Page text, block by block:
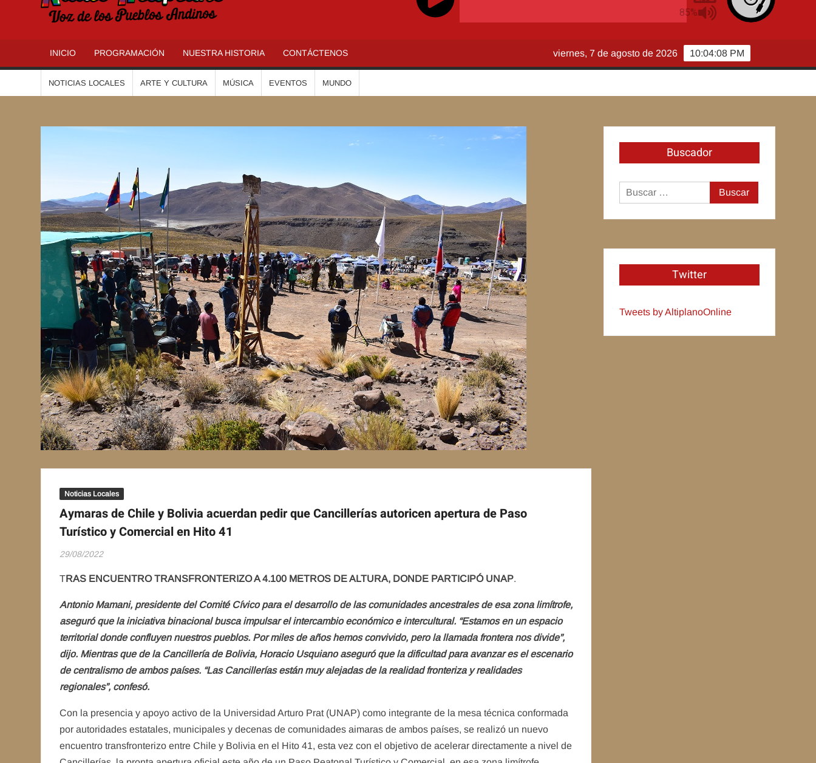
RADIOALTIPLANO
INICIO PROGRAMACIÓN NUESTRA HISTORIA CONTÁCTENOS 10:04:09 PM
viernes, 7 de agosto de 2026
NOTICIAS LOCALES ARTE Y CULTURA MÚSICA EVENTOS MUNDO
Noticias Locales
Aymaras de Chile y Bolivia acuerdan pedir que Cancillerías autoricen apertura de Paso
Turístico y Comercial en Hito 41
29/08/2022
TRAS ENCUENTRO TRANSFRONTERIZO A 4.100 METROS DE ALTURA, DONDE PARTICIPÓ UNAP.
Antonio Mamani, presidente del Comité Cívico para el desarrollo de las comunidades ancestrales de esa zona limítrofe,
aseguró que la iniciativa binacional busca impulsar el intercambio económico e intercultural. “Estamos en un espacio
territorial donde confluyen nuestros pueblos. Por miles de años hemos convivido, pero la llamada frontera nos divide”,
dijo. Mientras que de la Cancillería de Bolivia, Horacio Usquiano aseguró que la dificultad para avanzar es el escenario
de centralismo de ambos países. “Las Cancillerías están muy alejadas de la realidad fronteriza y realidades
regionales”, confesó.
Con la presencia y apoyo activo de la Universidad Arturo Prat (UNAP) como integrante de la mesa técnica conformada
por autoridades estatales, municipales y decenas de comunidades aimaras de ambos países, se realizó un nuevo
encuentro transfronterizo entre Chile y Bolivia en el Hito 41, esta vez con el objetivo de acelerar directamente a nivel de
Buscador
Buscar:
Twitter
Tweets by AltiplanoOnline